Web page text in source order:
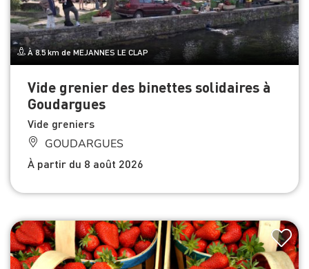
À 8.5 km de MEJANNES LE CLAP
Vide grenier des binettes solidaires à
Goudargues
Vide greniers
GOUDARGUES
À partir du 8 août 2026